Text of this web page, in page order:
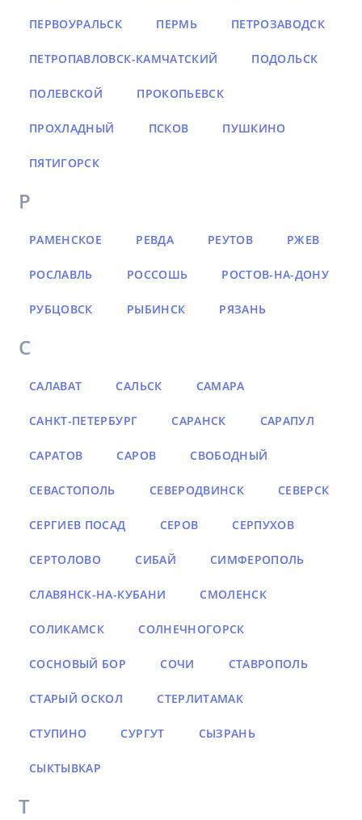
ПЕРВОУРАЛЬСК ПЕРМЬ ПЕТРОЗАВОДСК
ПЕТРОПАВЛОВСК-КАМЧАТСКИЙ ПОДОЛЬСК
ПОЛЕВСКОЙ ПРОКОПЬЕВСК
ПРОХЛАДНЫЙ ПСКОВ ПУШКИНО
ПЯТИГОРСК
Р
РАМЕНСКОЕ РЕВДА РЕУТОВ РЖЕВ
РОСЛАВЛЬ РОССОШЬ РОСТОВ-НА-ДОНУ
РУБЦОВСК РЫБИНСК РЯЗАНЬ
С
САЛАВАТ САЛЬСК САМАРА
САНКТ-ПЕТЕРБУРГ САРАНСК САРАПУЛ
САРАТОВ САРОВ СВОБОДНЫЙ
СЕВАСТОПОЛЬ СЕВЕРОДВИНСК СЕВЕРСК
СЕРГИЕВ ПОСАД СЕРОВ СЕРПУХОВ
СЕРТОЛОВО СИБАЙ СИМФЕРОПОЛЬ
СЛАВЯНСК-НА-КУБАНИ СМОЛЕНСК
СОЛИКАМСК СОЛНЕЧНОГОРСК
СОСНОВЫЙ БОР СОЧИ СТАВРОПОЛЬ
СТАРЫЙ ОСКОЛ СТЕРЛИТАМАК
СТУПИНО СУРГУТ СЫЗРАНЬ
СЫКТЫВКАР
Т